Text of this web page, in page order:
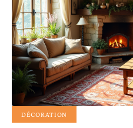
DÉCORATION